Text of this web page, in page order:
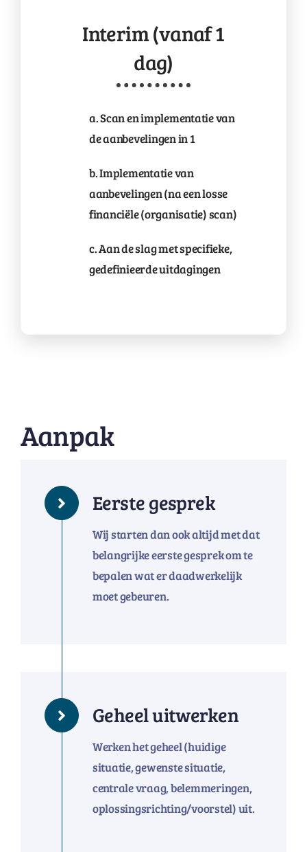
Interim (vanaf 1
dag)
a. Scan en implementatie van
de aanbevelingen in 1
b. Implementatie van
aanbevelingen (na een losse
financiële (organisatie) scan)
c. Aan de slag met specifieke,
gedefinieerde uitdagingen
Aanpak
Eerste gesprek
Wij starten dan ook altijd met dat
belangrijke eerste gesprek om te
bepalen wat er daadwerkelijk
moet gebeuren.
Geheel uitwerken
Werken het geheel (huidige
situatie, gewenste situatie,
centrale vraag, belemmeringen,
oplossingsrichting/voorstel) uit.